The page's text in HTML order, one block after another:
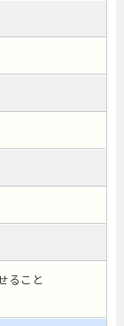
ること